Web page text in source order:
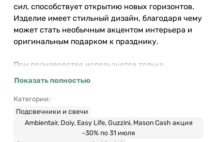
сил, способствует открытию новых горизонтов.
Изделие имеет стильный дизайн, благодаря чему
может стать необычным акцентом интерьера и
оригинальным подарком к празднику.
При производстве используется только
природный воск растительного происхождения.
почти не коптят и горят более 40 часов.
Стеклянный стакан не дает воску растекаться и
капать на используемую под свечу поверхность.
Показать полностью
Категории:
Подсвечники и свечи
Ambientair, Doiy, Easy Life, Guzzini, Mason Cash акция
-30% по 31 июля